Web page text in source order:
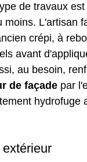
de travaux
moins. L'artisan
crépi, à
avant
au besoin,
de façade par
hydrofuge